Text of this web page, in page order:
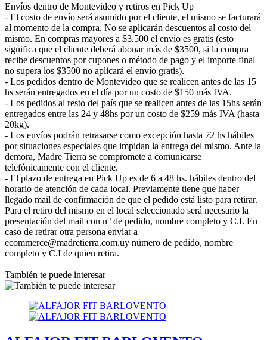
Envíos dentro de Montevideo y retiros en Pick Up
- El costo de envío será asumido por el cliente, el mismo se facturará
al momento de la compra. No se aplicarán descuentos al costo del
mismo. En compras mayores a $3.500 el envío es gratis (esto
significa que el cliente deberá abonar más de $3500, si la compra
recibe descuentos por cupones o método de pago y el importe final
no supera los $3500 no aplicará el envío gratis).
- Los pedidos dentro de Montevideo que se realicen antes de las 15
hs serán entregados en el día por un costo de $150 más IVA.
- Los pedidos al resto del país que se realicen antes de las 15hs serán
entregados entre las 24 y 48hs por un costo de $259 más IVA (hasta
20kg).
- Los envíos podrán retrasarse como excepción hasta 72 hs hábiles
por situaciones especiales que impidan la entrega del mismo. Ante la
demora, Madre Tierra se compromete a comunicarse
telefónicamente con el cliente.
- El plazo de entrega en Pick Up es de 6 a 48 hs. hábiles dentro del
horario de atención de cada local. Previamente tiene que haber
llegado mail de confirmación de que el pedido está listo para retirar.
Para el retiro del mismo en el local seleccionado será necesario la
presentación del mail con n° de pedido, nombre completo y C.I. En
caso de retirar otra persona enviar a
ecommerce@madretierra.com.uy número de pedido, nombre
completo y C.I de quien retira.
También te puede interesar